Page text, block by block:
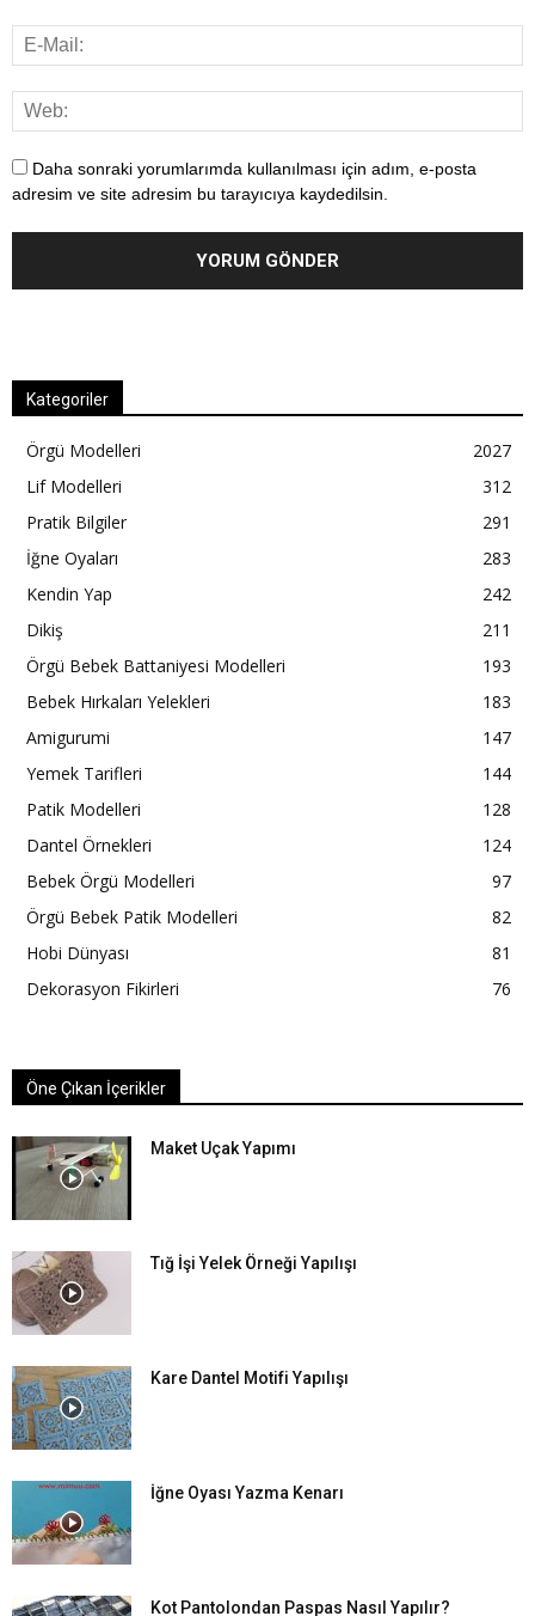
Daha sonraki yorumlarımda kullanılması için adım, e-posta
adresim ve site adresim bu tarayıcıya kaydedilsin.
Kategoriler
Örgü Modelleri
2027
Lif Modelleri
312
Pratik Bilgiler
291
İğne Oyaları
283
Kendin Yap
242
Dikiş
211
Örgü Bebek Battaniyesi Modelleri
193
Bebek Hırkaları Yelekleri
183
Amigurumi
147
Yemek Tarifleri
144
Patik Modelleri
128
Dantel Örnekleri
124
Bebek Örgü Modelleri
97
Örgü Bebek Patik Modelleri
82
Hobi Dünyası
81
Dekorasyon Fikirleri
76
Öne Çıkan İçerikler
Maket Uçak Yapımı
Tığ İşi Yelek Örneği Yapılışı
Kare Dantel Motifi Yapılışı
İğne Oyası Yazma Kenarı
Kot Pantolondan Paspas Nasıl Yapılır?